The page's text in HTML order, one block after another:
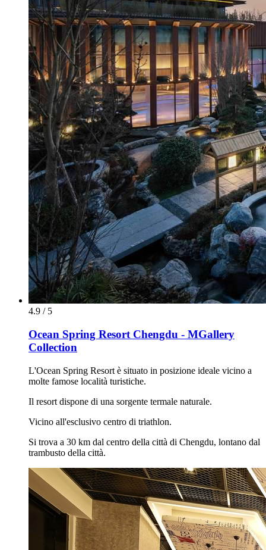
4.9 / 5
Ocean Spring Resort Chengdu - MGallery
Collection
L'Ocean Spring Resort è situato in posizione ideale vicino a
molte famose località turistiche.
Il resort dispone di una sorgente termale naturale.
Vicino all'esclusivo centro di triathlon.
Si trova a 30 km dal centro della città di Chengdu, lontano dal
trambusto della città.